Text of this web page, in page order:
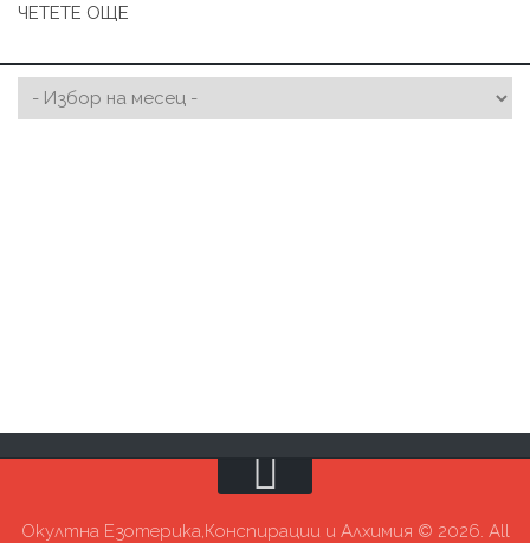
ЧЕТЕТЕ ОЩЕ
Окултна Езотерика,Конспирации и Алхимия © 2026. All